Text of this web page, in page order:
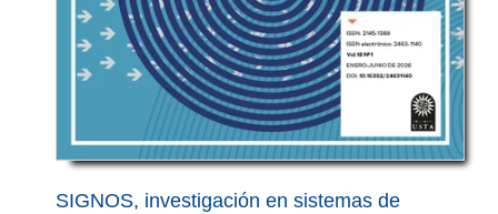
SIGNOS, investigación en sistemas de